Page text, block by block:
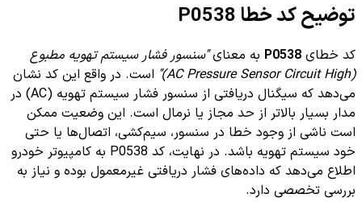
توضیح کد خطا P0538
کد خطای P0538 به معنای"سنسور فشار سیستم تهویه مطبوع
(AC Pressure Sensor Circuit High)"
است. در واقع این کد نشان
می‌دهد که سیگنال دریافتی از سنسور فشار سیستم تهویه (AC) در
مدار بسیار بالا‌تر از حد مجاز یا نرمال است. این وضعیت ممکن
است ناشی از وجود خطا در سنسور، سیم‌کشی، اتصال‌ها یا حتی
خود سیستم تهویه باشد. در نهایت، کد P0538 به کامپیوتر خودرو
اطلاع می‌دهد که داده‌های فشار دریافتی غیرمعمول بوده و نیاز به
بررسی تخصصی دارد.